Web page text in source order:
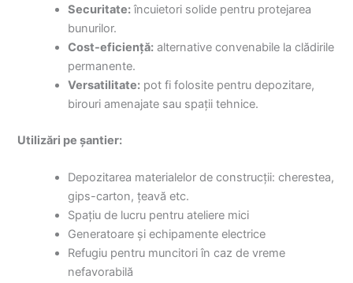
Securitate: încuietori solide pentru protejarea
bunurilor.
Cost-eficiență: alternative convenabile la clădirile
permanente.
Versatilitate: pot fi folosite pentru depozitare,
birouri amenajate sau spații tehnice.
Utilizări pe șantier:
Depozitarea materialelor de construcții: cherestea,
gips-carton, țeavă etc.
Spațiu de lucru pentru ateliere mici
Generatoare și echipamente electrice
Refugiu pentru muncitori în caz de vreme
nefavorabilă